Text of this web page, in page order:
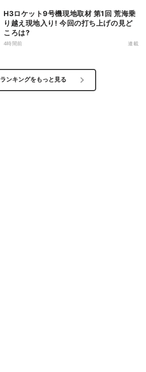
H3ロケット9号機現地取材 第1回 荒海乗
り越え現地入り! 今回の打ち上げの見ど
ころは?
4時間前 連載
ランキングをもっと見る